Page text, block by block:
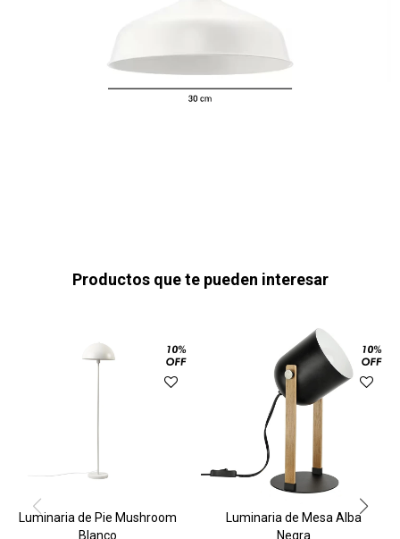
Productos que te pueden interesar
Luminaria de Pie Mushroom
Blanco
Luminaria de Mesa Alba
Negra